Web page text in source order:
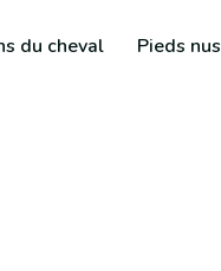
du cheval Pieds nus